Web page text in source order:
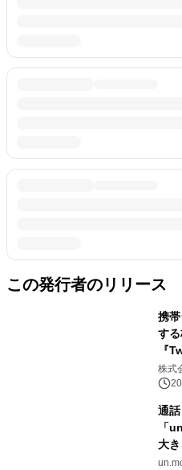
この発行者のリリース
携
す
『
ア
の
株式
通
「
大
5月